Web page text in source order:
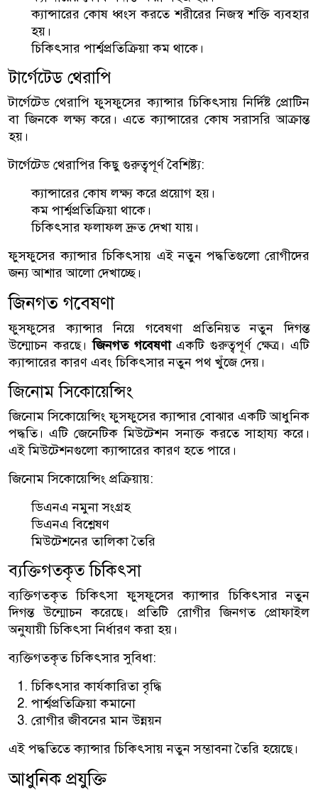
ক্যান্সারের কোষ ধ্বংস করতে শরীরের নিজস্ব শক্তি ব্যবহার
হয়।
চিকিৎসার পার্শ্বপ্রতিক্রিয়া কম থাকে।
টার্গেটেড থেরাপি
টার্গেটেড থেরাপি ফুসফুসের ক্যান্সার চিকিৎসায় নির্দিষ্ট প্রোটিন
বা জিনকে লক্ষ্য করে। এতে ক্যান্সারের কোষ সরাসরি আক্রান্ত
হয়।
টার্গেটেড থেরাপির কিছু গুরুত্বপূর্ণ বৈশিষ্ট্য:
ক্যান্সারের কোষ লক্ষ্য করে প্রয়োগ হয়।
কম পার্শ্বপ্রতিক্রিয়া থাকে।
চিকিৎসার ফলাফল দ্রুত দেখা যায়।
ফুসফুসের ক্যান্সার চিকিৎসায় এই নতুন পদ্ধতিগুলো রোগীদের
জন্য আশার আলো দেখাচ্ছে।
জিনগত গবেষণা
ফুসফুসের ক্যান্সার নিয়ে গবেষণা প্রতিনিয়ত নতুন দিগন্ত
উন্মোচন করছে।জিনগত গবেষণাএকটি গুরুত্বপূর্ণ ক্ষেত্র। এটি
ক্যান্সারের কারণ এবং চিকিৎসার নতুন পথ খুঁজে দেয়।
জিনোম সিকোয়েন্সিং
জিনোম সিকোয়েন্সিং ফুসফুসের ক্যান্সার বোঝার একটি আধুনিক
পদ্ধতি। এটি জেনেটিক মিউটেশন সনাক্ত করতে সাহায্য করে।
এই মিউটেশনগুলো ক্যান্সারের কারণ হতে পারে।
জিনোম সিকোয়েন্সিং প্রক্রিয়ায়:
ডিএনএ নমুনা সংগ্রহ
ডিএনএ বিশ্লেষণ
মিউটেশনের তালিকা তৈরি
ব্যক্তিগতকৃত চিকিৎসা
ব্যক্তিগতকৃত চিকিৎসা ফুসফুসের ক্যান্সার চিকিৎসার নতুন
দিগন্ত উন্মোচন করেছে। প্রতিটি রোগীর জিনগত প্রোফাইল
অনুযায়ী চিকিৎসা নির্ধারণ করা হয়।
ব্যক্তিগতকৃত চিকিৎসার সুবিধা:
চিকিৎসার কার্যকারিতা বৃদ্ধি
পার্শ্বপ্রতিক্রিয়া কমানো
রোগীর জীবনের মান উন্নয়ন
এই পদ্ধতিতে ক্যান্সার চিকিৎসায় নতুন সম্ভাবনা তৈরি হয়েছে।
আধুনিক প্রযুক্তি